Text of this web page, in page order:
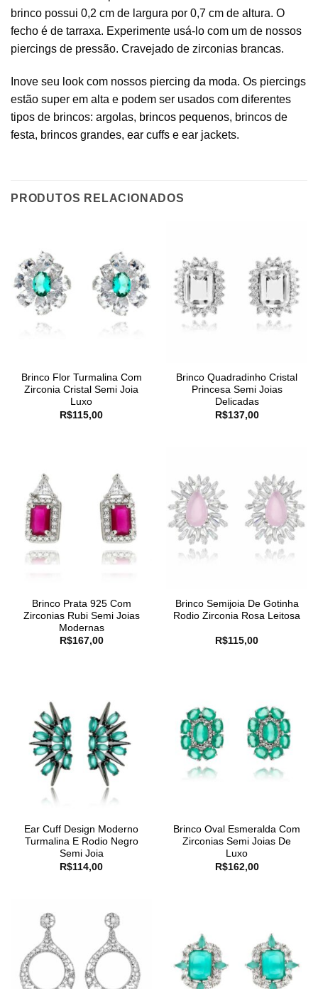
brinco possui 0,2 cm de largura por 0,7 cm de altura. O
fecho é de tarraxa. Experimente usá-lo com um de nossos
piercings de pressão. Cravejado de zirconias brancas.
Inove seu look com nossos piercing da moda. Os piercings
estão super em alta e podem ser usados com diferentes
tipos de brincos: argolas, brincos pequenos, brincos de
festa, brincos grandes, ear cuffs e ear jackets.
PRODUTOS RELACIONADOS
Brinco Flor Turmalina Com
Zirconia Cristal Semi Joia
Luxo
R$115,00
Brinco Quadradinho Cristal
Princesa Semi Joias
Delicadas
R$137,00
Brinco Prata 925 Com
Zirconias Rubi Semi Joias
Modernas
R$167,00
Brinco Semijoia De Gotinha
Rodio Zirconia Rosa Leitosa
R$115,00
Ear Cuff Design Moderno
Turmalina E Rodio Negro
Semi Joia
R$114,00
Brinco Oval Esmeralda Com
Zirconias Semi Joias De
Luxo
R$162,00